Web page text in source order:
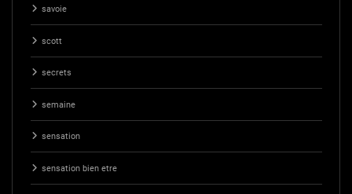
savoie
scott
secrets
semaine
sensation
sensation bien etre